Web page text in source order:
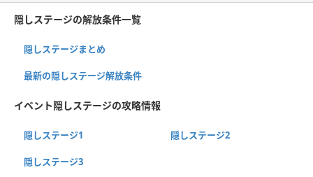
隠しステージの解放条件一覧
隠しステージまとめ
最新の隠しステージ解放条件
イベント隠しステージの攻略情報
隠しステージ1 隠しステージ2
隠しステージ3